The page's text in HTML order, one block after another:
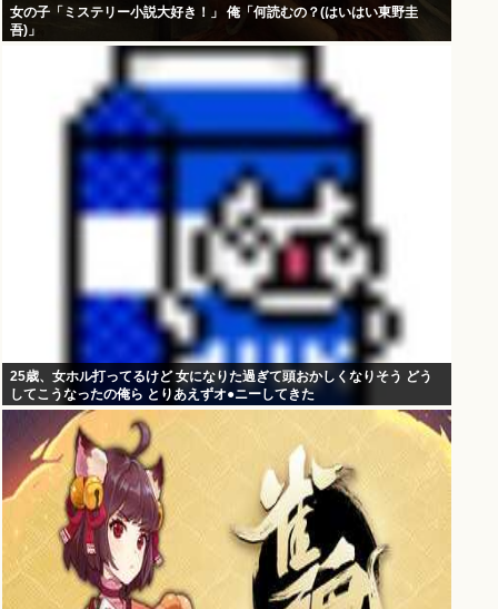
女の子「ミステリー小説大好き！」 俺「何読むの？(はいはい東野圭
吾)」
25歳、女ホル打ってるけど 女になりた過ぎて頭おかしくなりそう どう
してこうなったの俺ら とりあえずオ●ニーしてきた